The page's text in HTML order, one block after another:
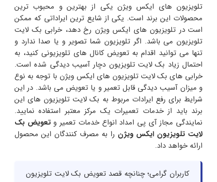
تلویزیون های ایکس ویژن یکی از بهترین و محبوب ترین
محصولات این برند است. یکی از شایع ترین ایراداتی که ممکن
است در تلویزیون های ایکس ویژن رخ دهد، خرابی بک لایت
تلویزیون می باشد. اگر تلویزیون شما تصویر و یا صدا ندارد و
تنها می توانید اقدام به تعویض کانال های تلویزیونی کنید، به
احتمال زیاد بک لایت تلویزیون دچار آسیب دیدگی شده است.
خرابی های بک لایت تلویزیون های ایکس ویژن با توجه به نوع
و میزان آسیب دیدگی قابل تعمیر و یا تعویض می باشد. در این
شرایط برای رفع ایرادات مربوط به بک لایت تلویزیون های این
برند باید از خدمات تعمیرات یک مرکز معتبر استفاده نمایید.
نمایندگی مجاز آی پی امداد انواع خدمات تعمیر وتعویض بک
لایت تلویزیون ایکس ویژن را به مصرف کنندگان این محصول
ارائه خواهد داد.
کاربران گرامی؛ چنانچه قصد تعویض بک لایت تلویزیون